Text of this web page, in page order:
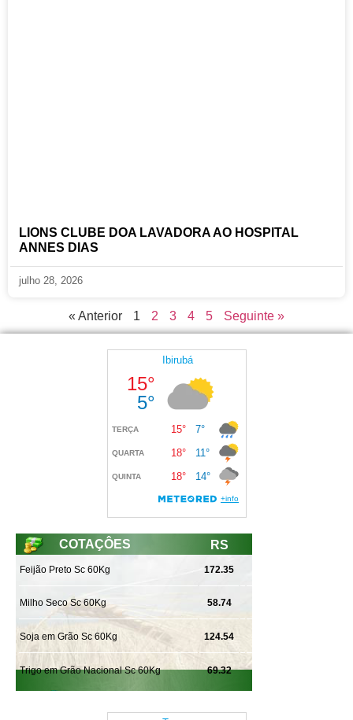
LIONS CLUBE DOA LAVADORA AO HOSPITAL
ANNES DIAS
julho 28, 2026
« Anterior 1 2 3 4 5 Seguinte »